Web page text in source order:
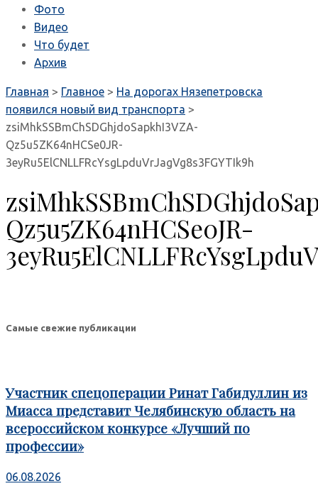
Фото
Видео
Что будет
Архив
Главная > Главное > На дорогах Нязепетровска
появился новый вид транспорта >
zsiMhkSSBmChSDGhjdoSapkhI3VZA-
Qz5u5ZK64nHCSe0JR-
3eyRu5ElCNLLFRcYsgLpduVrJagVg8s3FGYTIk9h
Qz5u5ZK64nHCSe0JR-
Самые свежие публикации
Участник спецоперации Ринат Габидуллин из
Миасса представит Челябинскую область на
всероссийском конкурсе «Лучший по
профессии»
06.08.2026